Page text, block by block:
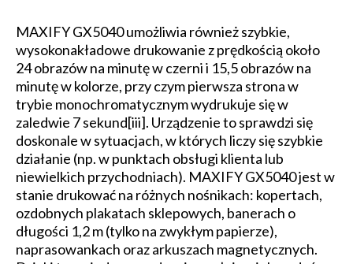
MAXIFY GX5040 umożliwia również szybkie,
wysokonakładowe drukowanie z prędkością około
24 obra­zów na minutę w czerni i 15,5 obrazów na
minutę w kolorze, przy czym pierwsza strona w
trybie monochro­ma­tycznym wydrukuje się w
zaledwie 7 sekund[iii]. Urządzenie to sprawdzi się
doskonale w sytuacjach, w których liczy się szybkie
działanie (np. w punktach obsługi klienta lub
niewielkich przychodniach). MAXIFY GX5040 jest w
stanie drukować na różnych nośnikach: kopertach,
ozdobnych plakatach sklepowych, banerach o
długości 1,2 m (tylko na zwykłym papierze),
naprasowankach oraz arkuszach magnetycznych.